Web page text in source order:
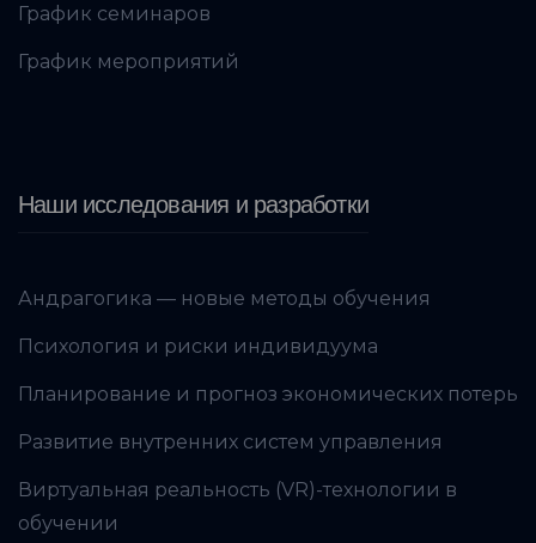
График семинаров
График мероприятий
Наши исследования и разработки
Андрагогика — новые методы обучения
Психология и риски индивидуума
Планирование и прогноз экономических потерь
Развитие внутренних систем управления
Виртуальная реальность (VR)-технологии в
обучении